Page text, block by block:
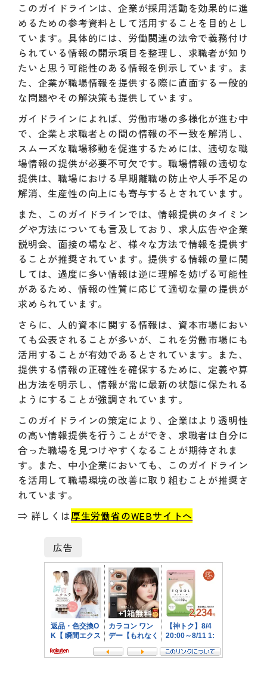
このガイドラインは、企業が採用活動を効果的に進
めるための参考資料として活用することを目的とし
ています。具体的には、労働関連の法令で義務付け
られている情報の開示項目を整理し、求職者が知り
たいと思う可能性のある情報を例示しています。ま
た、企業が職場情報を提供する際に直面する一般的
な問題やその解決策も提供しています。
ガイドラインによれば、労働市場の多様化が進む中
で、企業と求職者との間の情報の不一致を解消し、
スムーズな職場移動を促進するためには、適切な職
場情報の提供が必要不可欠です。職場情報の適切な
提供は、職場における早期離職の防止や人手不足の
解消、生産性の向上にも寄与するとされています。
また、このガイドラインでは、情報提供のタイミン
グや方法についても言及しており、求人広告や企業
説明会、面接の場など、様々な方法で情報を提供す
ることが推奨されています。提供する情報の量に関
しては、過度に多い情報は逆に理解を妨げる可能性
があるため、情報の性質に応じて適切な量の提供が
求められています。
さらに、人的資本に関する情報は、資本市場におい
ても公表されることが多いが、これを労働市場にも
活用することが有効であるとされています。また、
提供する情報の正確性を確保するために、定義や算
出方法を明示し、情報が常に最新の状態に保たれる
ようにすることが強調されています。
このガイドラインの策定により、企業はより透明性
の高い情報提供を行うことができ、求職者は自分に
合った職場を見つけやすくなることが期待されま
す。また、中小企業においても、このガイドライン
を活用して職場環境の改善に取り組むことが推奨さ
れています。
⇒ 詳しくは厚生労働省のWEBサイトへ
広告